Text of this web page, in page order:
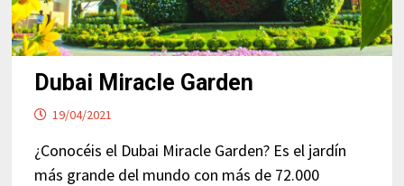
Dubai Miracle Garden
19/04/2021
¿Conocéis el Dubai Miracle Garden? Es el jardín
más grande del mundo con más de 72.000